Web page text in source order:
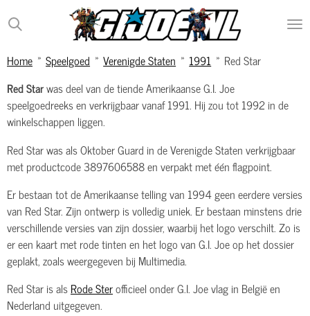
Ga
direct
de
Home » Speelgoed » Verenigde Staten » 1991 » Red Star
Red Starwas deel van de tiende Amerikaanse G.I. Joe
speelgoedreeks en verkrijgbaar vanaf 1991. Hij zou tot 1992 in de
winkelschappen liggen.
Red Star was als Oktober Guard in de Verenigde Staten verkrijgbaar
met productcode 3897606588 en verpakt met één flagpoint.
Er bestaan tot de Amerikaanse telling van 1994 geen eerdere versies
van Red Star. Zijn ontwerp is volledig uniek. Er bestaan minstens drie
verschillende versies van zijn dossier, waarbij het logo verschilt. Zo is
er een kaart met rode tinten en het logo van G.I. Joe op het dossier
geplakt, zoals weergegeven bij Multimedia.
Red Star is alsRode Sterofficieel onder G.I. Joe vlag in België en
Nederland uitgegeven.